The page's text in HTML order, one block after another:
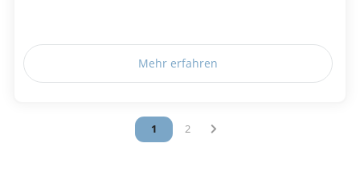
Mehr erfahren
Vous êtes sur la page
1 Vous êtes sur la page
2